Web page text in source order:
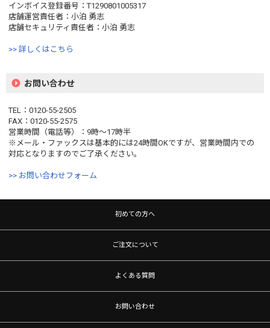
インボイス登録番号：T1290801005317
店舗運営責任者：小泊 勇志
店舗セキュリティ責任者：小泊 勇志
>> 詳しくはこちら
お問い合わせ
TEL：0120-55-2505
FAX：0120-55-2575
営業時間（電話等）：9時〜17時半
※メール・ファックスは基本的には24時間OKですが、営業時間内での
対応となりますのでご了承ください。
>> お問い合わせフォーム
初めての方へ
ご注文について
よくある質問
お問い合わせ